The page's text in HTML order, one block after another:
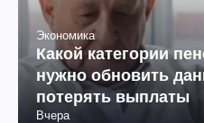
Экономика
Какой категории
нужно обновить
потерять выплаты
Вчера